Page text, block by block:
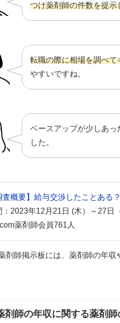
つけ薬剤師の件数を提示
転職の際に相場を調べ
やすいですね。
ベースアップが少しあっ
した。
査概要】給与交渉したことある？
：2023年12月21日 (木）～27日
薬剤師会員761人
剤師掲示板には、薬剤師の年
剤師の年収に関する薬剤師